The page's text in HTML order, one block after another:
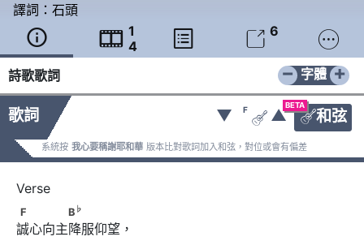
譯詞： 石頭
  1
4
  6 
詩歌歌詞 − +
字體
歌詞
BETA
和弦
▼ F
 ▲
系統按 我心要稱謝耶和華 版本比對歌詞加入和弦，對位或會有偏差
F　　　　B
F B ♭
誠心向主降服仰望，